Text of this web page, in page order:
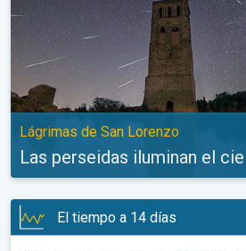
Lágrimas de San Lorenzo
Las perseidas iluminan el
El tiempo a 14 días